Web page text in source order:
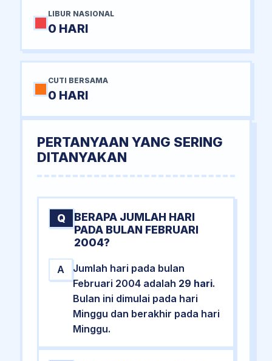
LIBUR NASIONAL
0 HARI
CUTI BERSAMA
0 HARI
PERTANYAAN YANG SERING
DITANYAKAN
Q
BERAPA JUMLAH HARI
PADA BULAN FEBRUARI
2004?
A
Jumlah hari pada bulan
Februari 2004 adalah 29 hari.
Bulan ini dimulai pada hari
Minggu dan berakhir pada hari
Minggu.